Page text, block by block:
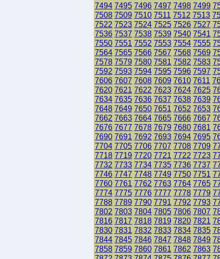
7494 7495 7496 7497 7498 7499
7508 7509 7510 7511 7512 7513
7522 7523 7524 7525 7526 7527
7536 7537 7538 7539 7540 7541
7550 7551 7552 7553 7554 7555
7564 7565 7566 7567 7568 7569
7578 7579 7580 7581 7582 7583
7592 7593 7594 7595 7596 7597
7606 7607 7608 7609 7610 7611
7620 7621 7622 7623 7624 7625
7634 7635 7636 7637 7638 7639
7648 7649 7650 7651 7652 7653
7662 7663 7664 7665 7666 7667
7676 7677 7678 7679 7680 7681
7690 7691 7692 7693 7694 7695
7704 7705 7706 7707 7708 7709
7718 7719 7720 7721 7722 7723
7732 7733 7734 7735 7736 7737
7746 7747 7748 7749 7750 7751
7760 7761 7762 7763 7764 7765
7774 7775 7776 7777 7778 7779
7788 7789 7790 7791 7792 7793
7802 7803 7804 7805 7806 7807
7816 7817 7818 7819 7820 7821
7830 7831 7832 7833 7834 7835
7844 7845 7846 7847 7848 7849
7858 7859 7860 7861 7862 7863